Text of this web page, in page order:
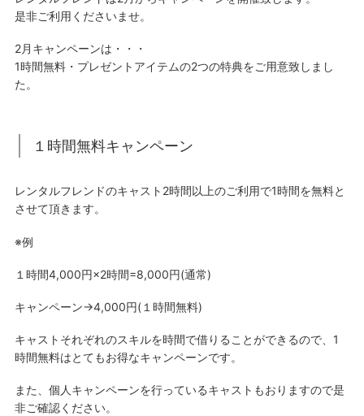
是非ご利用くださいませ。
2月キャンペーンは・・・
1時間無料・プレゼントアイテムの2つの特典をご用意致しまし
た。
１時間無料キャンペーン
レンタルフレンドのキャスト2時間以上のご利用で1時間を無料と
させて頂きます。
※例
１時間4,000円×2時間=8,000円(通常)
キャンペーン→4,000円(１時間無料)
キャストそれぞれのスキルを時間で借りることができるので、1
時間無料はとてもお得なキャンペーンです。
また、個人キャンペーンを行っているキャストもおりますので是
非ご確認ください。